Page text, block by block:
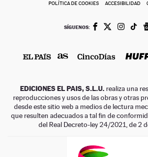
POLÍTICA DE COOKIES ACCESIBILIDAD
SÍGUENOS:
EDICIONES EL PAIS, S.L.U. realiza una
reproducciones y usos de las obras y otras
desde este sitio web a medios de lectura
que resulten adecuados a tal fin de
del Real Decreto-ley 24/2021, de 2